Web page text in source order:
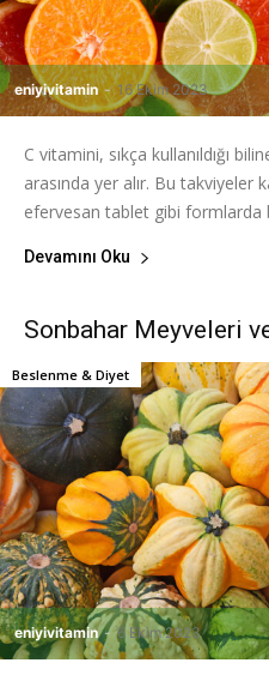
eniyivitamin - 16 Ekim 2023
C vitamini, sıkça kullanıldığı
arasında yer alır. Bu takviyeler
efervesan tablet gibi formlarda
Devamını Oku
Sonbahar Meyveleri
eniyivitamin - 6 Ekim 2023
Beslenme & Diyet